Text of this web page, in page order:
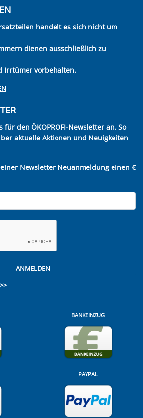
handelt es sich nicht um
dienen ausschließlich zu
Irrtümer vorbehalten.
für den ÖKOPROFI-Newsletter an. So
aktuelle Aktionen und Neuigkeiten
Newsletter Neuanmeldung einen €
ANMELDEN
BANKEINZUG
PAYPAL